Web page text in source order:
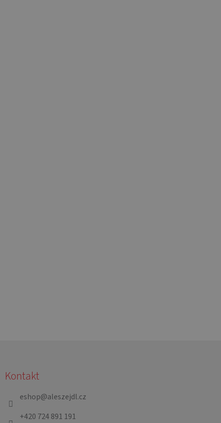
Kontakt
eshop@aleszejdl.cz
+420 724 891 191